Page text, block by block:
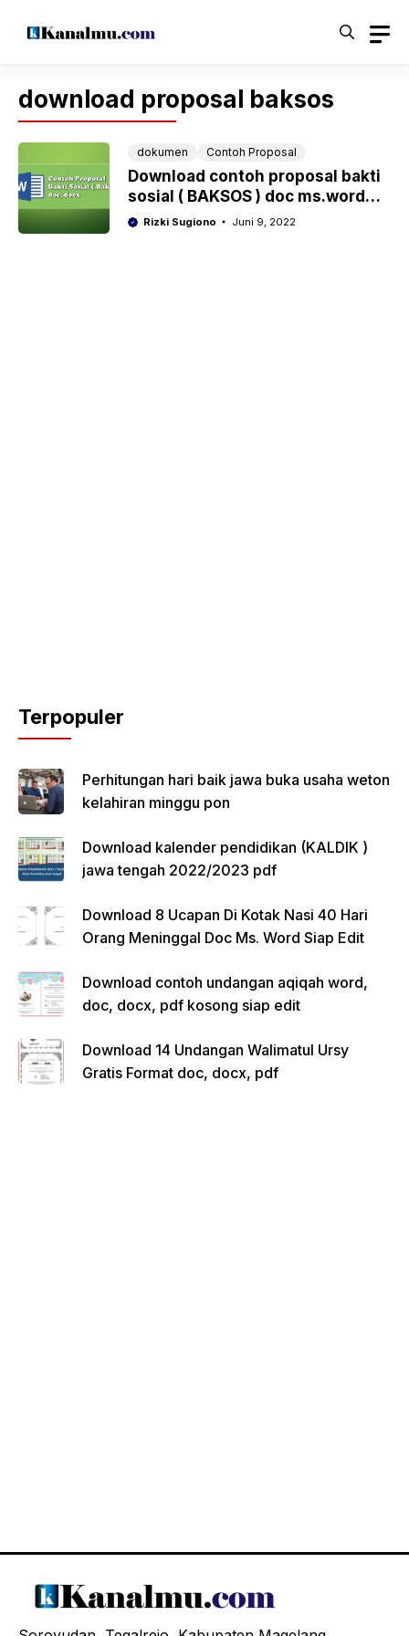
download proposal baksos
dokumen Contoh Proposal
Download contoh proposal bakti
sosial ( BAKSOS ) doc ms.word
tinggal edit
Rizki Sugiono Juni 9, 2022
Terpopuler
Perhitungan hari baik jawa buka usaha weton
kelahiran minggu pon
Download kalender pendidikan (KALDIK )
jawa tengah 2022/2023 pdf
Download 8 Ucapan Di Kotak Nasi 40 Hari
Orang Meninggal Doc Ms. Word Siap Edit
Download contoh undangan aqiqah word,
doc, docx, pdf kosong siap edit
Download 14 Undangan Walimatul Ursy
Gratis Format doc, docx, pdf